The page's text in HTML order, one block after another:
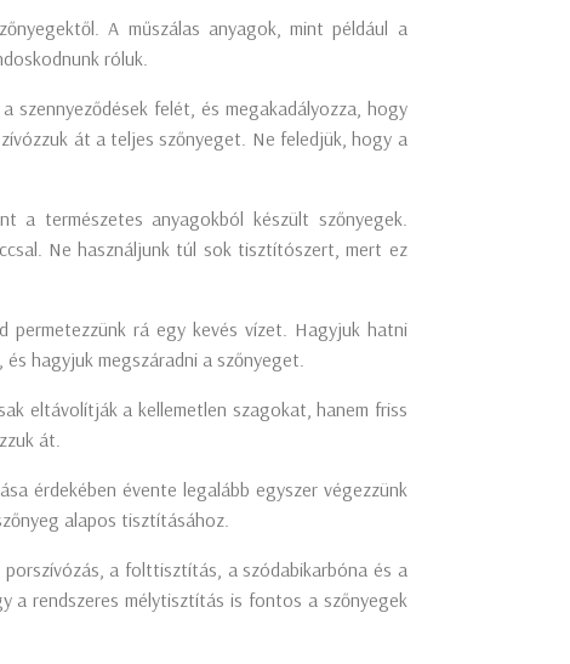
A műszálas anyagok, mint például a
róluk.
szennyeződések felét, és megakadályozza, hogy
át a teljes szőnyeget. Ne feledjük, hogy a
a természetes anyagokból készült szőnyegek.
Ne használjunk túl sok tisztítószert, mert ez
permetezzünk rá egy kevés vízet. Hagyjuk hatni
hagyjuk megszáradni a szőnyeget.
eltávolítják a kellemetlen szagokat, hanem friss
át.
érdekében évente legalább egyszer végezzünk
alapos tisztításához.
a folttisztítás, a szódabikarbóna és a
a rendszeres mélytisztítás is fontos a szőnyegek